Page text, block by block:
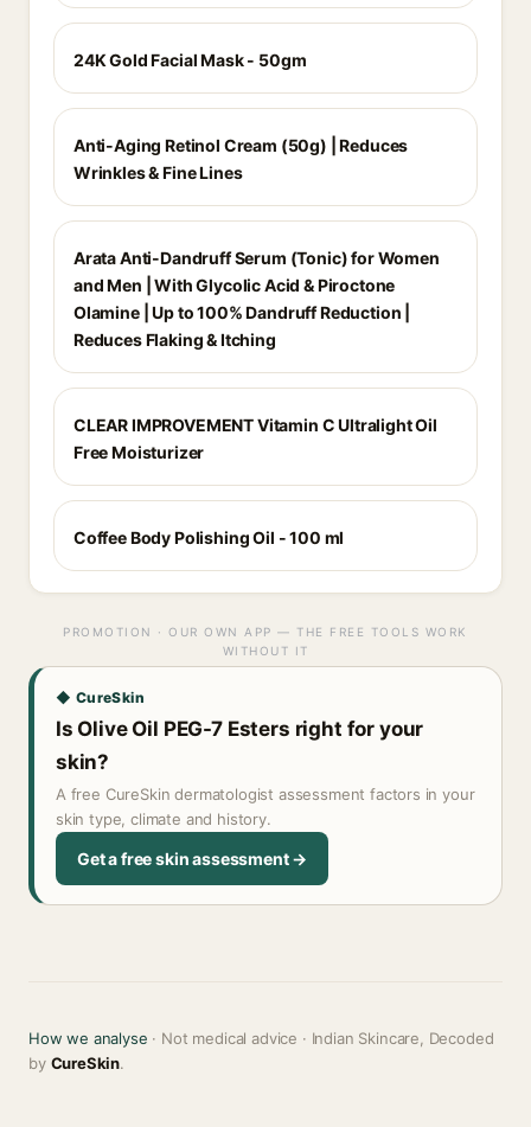
24K Gold Facial Mask - 50gm
Anti-Aging Retinol Cream (50g) | Reduces
Wrinkles & Fine Lines
Arata Anti-Dandruff Serum (Tonic) for Women
and Men | With Glycolic Acid & Piroctone
Olamine | Up to 100% Dandruff Reduction |
Reduces Flaking & Itching
CLEAR IMPROVEMENT Vitamin C Ultralight Oil
Free Moisturizer
Coffee Body Polishing Oil - 100 ml
PROMOTION · OUR OWN APP — THE FREE TOOLS WORK
WITHOUT IT
◆ CureSkin
Is Olive Oil PEG-7 Esters right for your
skin?
A free CureSkin dermatologist assessment factors in your
skin type, climate and history.
Get a free skin assessment →
How we analyse · Not medical advice · Indian Skincare, Decoded
by CureSkin.